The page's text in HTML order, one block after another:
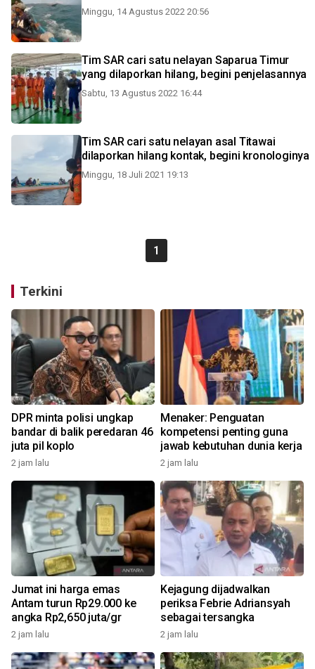
Minggu, 14 Agustus 2022 20:56
Tim SAR cari satu nelayan Saparua Timur
yang dilaporkan hilang, begini penjelasannya
Sabtu, 13 Agustus 2022 16:44
Tim SAR cari satu nelayan asal Titawai
dilaporkan hilang kontak, begini kronologinya
Minggu, 18 Juli 2021 19:13
1
Terkini
DPR minta polisi ungkap
bandar di balik peredaran 46
juta pil koplo
2 jam lalu
Menaker: Penguatan
kompetensi penting guna
jawab kebutuhan dunia kerja
2 jam lalu
Jumat ini harga emas
Antam turun Rp29.000 ke
angka Rp2,650 juta/gr
2 jam lalu
Kejagung dijadwalkan
periksa Febrie Adriansyah
sebagai tersangka
2 jam lalu